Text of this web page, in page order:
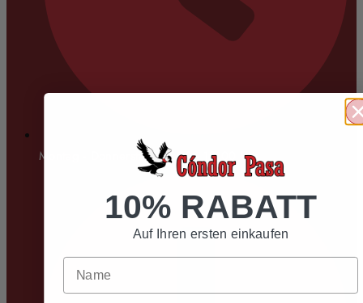
Montag - Donnerstag: 11:00 - 19:00 Uhr
10% RABATT
Auf Ihren ersten einkaufen